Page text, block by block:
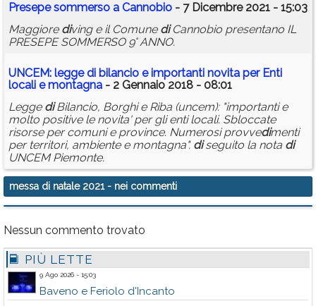
Presepe sommerso a Cannobio - 7 Dicembre 2021 - 15:03
Maggiore diving e il Comune diCannobio presentano IL
PRESEPE SOMMERSO 9° ANNO.
UNCEM: leggedi bilancio e importanti novita per Enti
locali e montagna - 2 Gennaio 2018 - 08:01
Legge diBilancio, Borghi e Riba (uncem): "importanti e
molto positive le novita' per gli enti locali. Sbloccate
risorse per comuni e province. Numerosi provvedimenti
per territori, ambiente e montagna". diseguito la nota di
UNCEM Piemonte.
messa di natale 2021- nei commenti
Nessun commento trovato
PIÙ LETTE
9 Ago 2026 - 15:03
Baveno e Feriolo d'Incanto